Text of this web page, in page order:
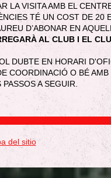
LA VISITA AMB EL
TÉ UN COST DE 20
D’ABONAR EN
AL CLUB I EL
DUBTE EN HORARI
COORDINACIÓ O BÉ
A SEGUIR.
del sitio